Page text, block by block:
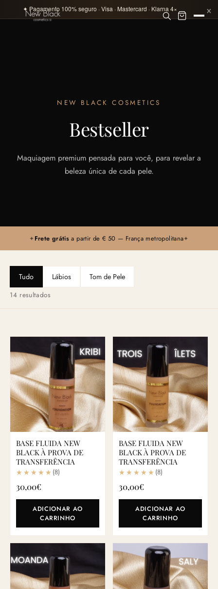
✦ Pagamento 100% seguro · Visa · Mastercard · Klarna 4× ×
NEW BLACK COSMETICS
Bestseller
Maquiagem premium pensada para você, para revelar a
beleza única de cada pele.
✦Frete grátis a partir de € 50 — França metropolitana✦
Tudo Lábios
Tom de Pele
14 resultados
BASE FLUIDA NEW
BLACK À PROVA DE
TRANSFERÊNCIA
(8)
30,00€
ADICIONAR AO
CARRINHO
BASE FLUIDA NEW
BLACK À PROVA DE
TRANSFERÊNCIA
(8)
30,00€
ADICIONAR AO
CARRINHO